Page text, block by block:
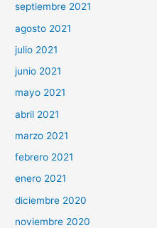
septiembre 2021
agosto 2021
julio 2021
junio 2021
mayo 2021
abril 2021
marzo 2021
febrero 2021
enero 2021
diciembre 2020
noviembre 2020